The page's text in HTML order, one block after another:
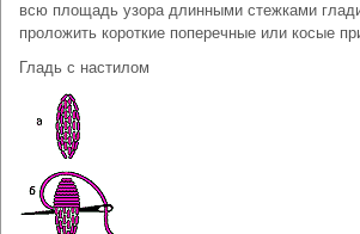
всю площадь узора длинными стежками
проложить короткие поперечные или косые
Гладь с настилом